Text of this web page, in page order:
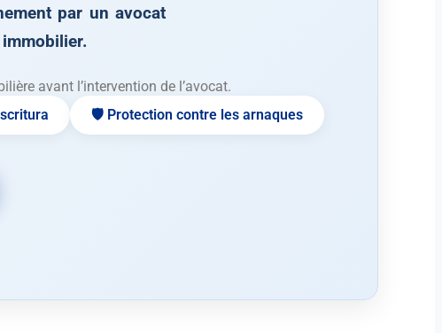
par un avocat
immobilier.
avant l’intervention de l’avocat.
🛡️ Protection contre les arnaques